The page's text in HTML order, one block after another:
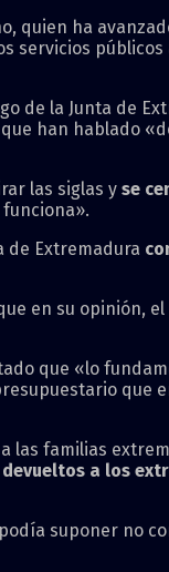
quien ha
servicios
de la Junta de
han hablado
las siglas y se
de Extremadura
en su opinión,
que «lo
que
las familias
a los
suponer no